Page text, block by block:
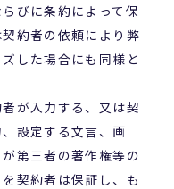
びに条約によって保
約者の依頼により弊
した場合にも同様と
が入力する、又は契
設定する文言、画
第三者の著作権等の
契約者は保証し、も